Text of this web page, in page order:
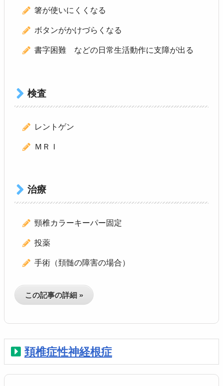
箸が使いにくくなる
ボタンがかけづらくなる
書字困難 などの日常生活動作に支障が出る
検査
レントゲン
ＭＲＩ
治療
頸椎カラーキーパー固定
投薬
手術（頚髄の障害の場合）
この記事の詳細 »
頚椎症性神経根症